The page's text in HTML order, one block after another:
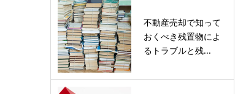
不動産売却で知って
おくべき残置物によ
るトラブルと残...